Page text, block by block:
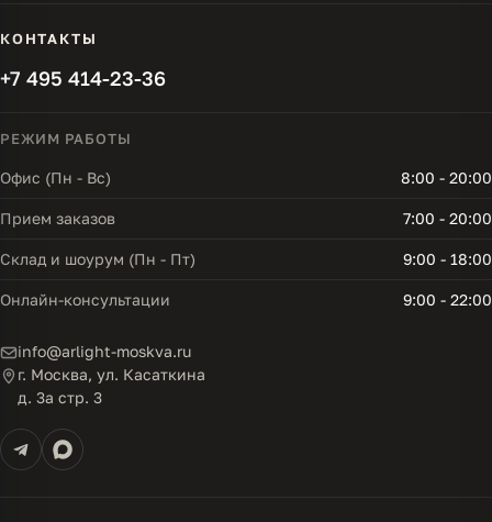
КОНТАКТЫ
+7 495 414-23-36
РЕЖИМ РАБОТЫ
Офис (Пн - Вс) 8:00 - 20:00
Прием заказов 7:00 - 20:00
Склад и шоурум (Пн - Пт) 9:00 - 18:00
Онлайн-консультации 9:00 - 22:00
info@arlight-moskva.ru
г. Москва, ул. Касаткина
д. 3а стр. 3